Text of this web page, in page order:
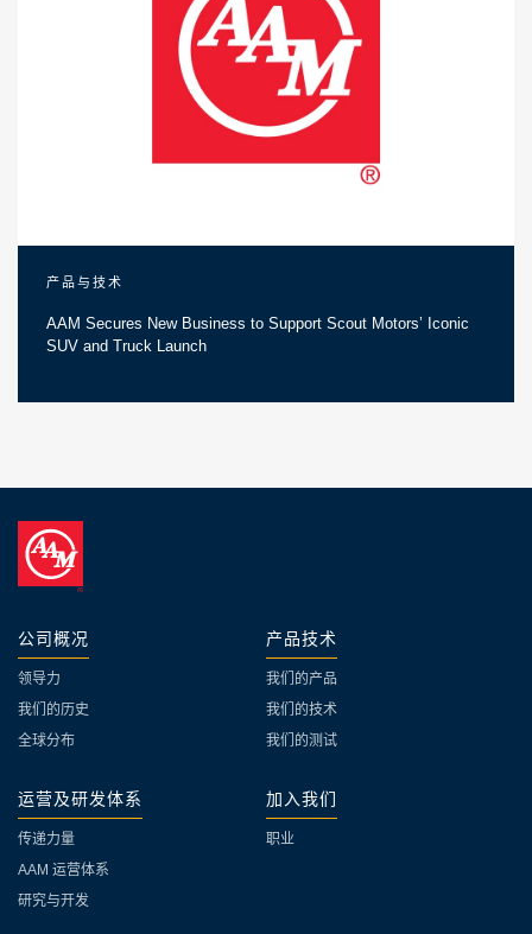
产品与技术
AAM Secures New Business to Support Scout Motors’ Iconic
SUV and Truck Launch
公司概况
领导力
我们的历史
全球分布
产品技术
我们的产品
我们的技术
我们的测试
运营及研发体系
传递力量
AAM 运营体系
研究与开发
加入我们
职业